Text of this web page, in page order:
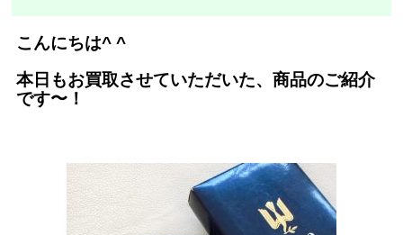
こんにちは^ ^
本日もお買取させていただいた、商品のご紹介
です〜！